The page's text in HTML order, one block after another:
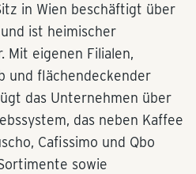
in Wien beschäftigt über
ist heimischer
Mit eigenen Filialen,
und flächendeckender
das Unternehmen über
das neben Kaffee
Cafissimo und Qbo
sowie